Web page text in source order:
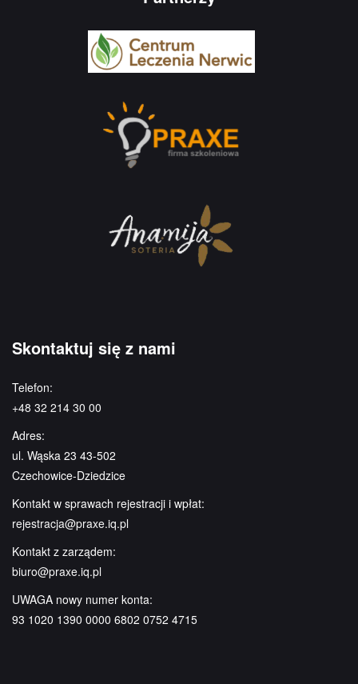
Skontaktuj się z nami
Telefon:
+48 32 214 30 00
Adres:
ul. Wąska 23 43-502
Czechowice-Dziedzice
Kontakt w sprawach rejestracji i wpłat:
rejestracja@praxe.iq.pl
Kontakt z zarządem:
biuro@praxe.iq.pl
UWAGA nowy numer konta:
93 1020 1390 0000 6802 0752 4715